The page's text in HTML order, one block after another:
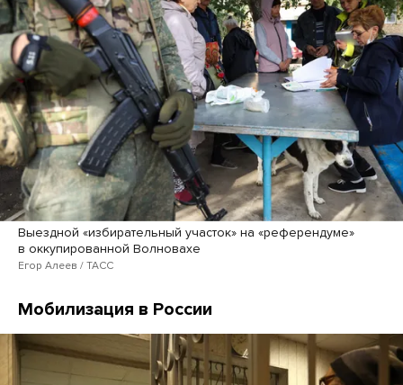
Выездной «избирательный участок» на «референдуме»
в оккупированной Волновахе
Егор Алеев / ТАСС
Мобилизация в России